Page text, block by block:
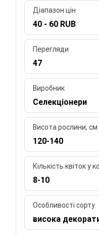
Діапазон цін
40 - 60 RUB
Перегляди
47
Виробник
Селекціонери
Висота рослини, см
120-140
Кількість квіток у
8-10
Особливості сорту
висока